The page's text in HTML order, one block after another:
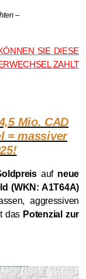
–
SIE DIESE
ZAHLT
Mio. CAD
= massiver
auf neue
(WKN: A1T64A)
aggressiven
das Potenzial zur